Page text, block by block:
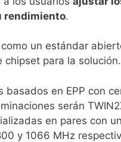
rendimiento.
un estándar
para la solución.
basados en EPP con
serán
en pares con
y 1066 MHz